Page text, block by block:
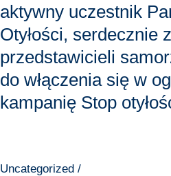
aktywny uczestnik
Otyłości, serdecznie
przedstawicieli
do włączenia się w
kampanię Stop
Uncategorized /
się
w
ogólnopolską
kampanię
Stop
otyłości.